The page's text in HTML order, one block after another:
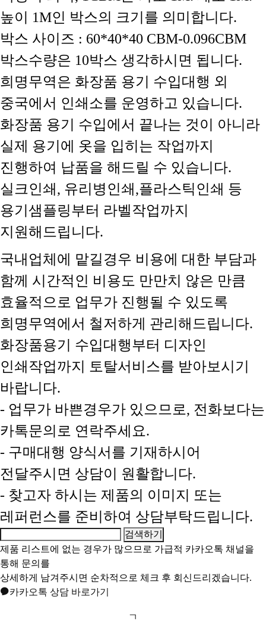
높이 1M인 박스의 크기를 의미합니다.
박스 사이즈 : 60*40*40 CBM-0.096CBM
박스수량은 10박스 생각하시면 됩니다.
희명무역은 화장품 용기 수입대행 외
중국에서 인쇄소를 운영하고 있습니다.
화장품 용기 수입에서 끝나는 것이 아니라
실제 용기에 옷을 입히는 작업까지
진행하여 납품을 해드릴 수 있습니다.
실크인쇄, 유리병인쇄,플라스틱인쇄 등
용기샘플링부터 라벨작업까지
지원해드립니다.
국내업체에 맡길경우 비용에 대한 부담과
함께 시간적인 비용도 만만치 않은 만큼
효율적으로 업무가 진행될 수 있도록
희명무역에서 철저하게 관리해드립니다.
화장품용기 수입대행부터 디자인
인쇄작업까지 토탈서비스를 받아보시기
바랍니다.
- 업무가 바쁜경우가 있으므로, 전화보다는
카톡문의로 연락주세요.
- 구매대행 양식서를 기재하시어
전달주시면 상담이 원활합니다.
- 찾고자 하시는 제품의 이미지 또는
레퍼런스를 준비하여 상담부탁드립니다.
제품 리스트에 없는 경우가 많으므로 가급적 카카오톡 채널을
통해 문의를
상세하게 남겨주시면 순차적으로 체크 후 회신드리겠습니다.
카카오톡 상담 바로가기
ㄱ